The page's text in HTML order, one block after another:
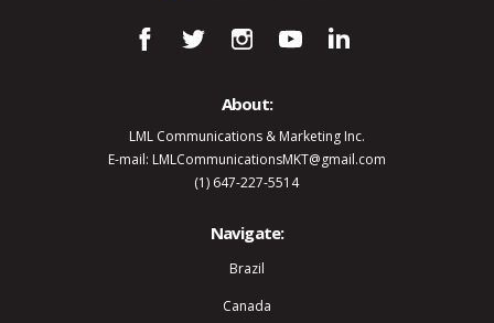
About:
LML Communications & Marketing Inc.
E-mail: LMLCommunicationsMKT@gmail.com
(1) 647-227-5514
Navigate:
Brazil
Canada